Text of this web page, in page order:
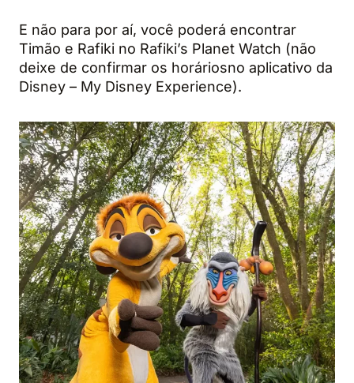
E não para por aí, você poderá encontrar
Timão e Rafiki no Rafiki’s Planet Watch (não
deixe de confirmar os horáriosno aplicativo da
Disney – My Disney Experience).